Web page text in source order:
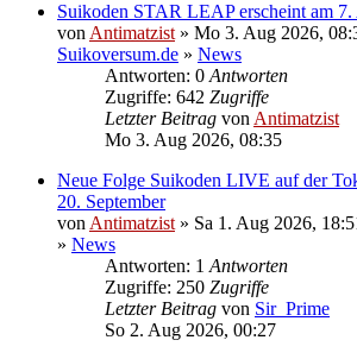
Suikoden STAR LEAP erscheint am 7.
vonAntimatzist» Mo 3. Aug 2026,
Suikoversum.de » News
Antworten: 0Antworten
Zugriffe: 642 Zugriffe
Letzter Beitrag vonAntimatzist
Mo 3. Aug 2026, 08:35
Neue Folge Suikoden LIVE auf der
20. September
vonAntimatzist» Sa 1. Aug 2026,
» News
Antworten: 1Antworten
Zugriffe: 250 Zugriffe
Letzter Beitrag von Sir_Prime
So 2. Aug 2026, 00:27